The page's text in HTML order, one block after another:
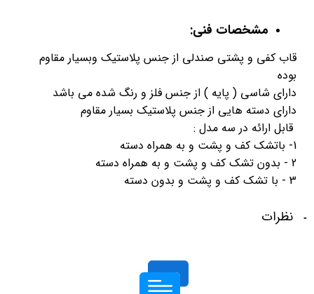
مشخصات فنی:
قاب کفی و پشتی صندلی از جنس پلاستیک وبسیار مقاوم
بوده
دارای شاسی ( پایه ) از جنس فلز و رنگ شده می باشد
دارای دسته هایی از جنس پلاستیک بسیار مقاوم
قابل ارائه در سه مدل :
1- باتشک کف و پشت و به همراه دسته
2 - بدون تشک کف و پشت و به همراه دسته
3 - با تشک کف و پشت و بدون دسته
نظرات